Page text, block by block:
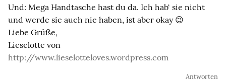
Und: Mega Handtasche hast du da. Ich hab‘ sie nicht
und werde sie auch nie haben, ist aber okay 😉
Liebe Grüße,
Lieselotte von
http://www.lieselotteloves.wordpress.com
Antworten